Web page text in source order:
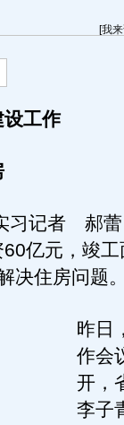
[我
工作
记者 郝蕾
亿元，竣
决住房问题
昨日
作会
开，
李子